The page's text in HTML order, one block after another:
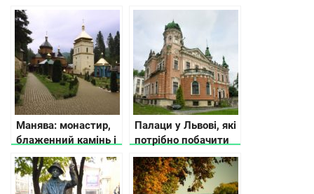
Манява: монастир,
блаженний камінь і
водоспад
Палаци у Львові, які
потрібно побачити